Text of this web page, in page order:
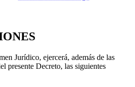
Jurídico, ejercerá, además de las
presente Decreto, las siguientes